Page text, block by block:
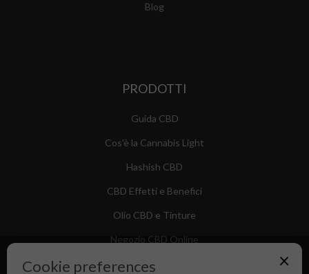
Blog
PRODOTTI
Guida CBD
Cos'è la Cannabis Light
Hashish CBD
CBD Effetti e Benefici
Olio CBD e Tinture
Negozio CBD Online
×
Cookie preferences